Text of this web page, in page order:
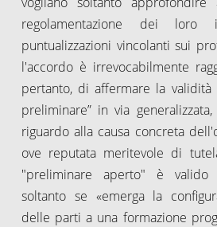
regolamentazione dei loro
puntualizzazioni vincolanti sui
l'accordo è irrevocabilmente
pertanto, di affermare la
preliminare” in via
riguardo alla causa concreta
ove reputata meritevole di
"preliminare aperto" è valido
soltanto se «emerga la
delle parti a una formazione